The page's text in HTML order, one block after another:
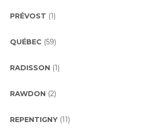
PRÉVOST (1)
QUÉBEC (59)
RADISSON (1)
RAWDON (2)
REPENTIGNY (11)